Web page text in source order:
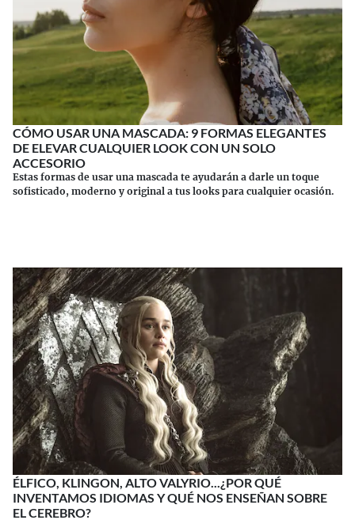
CÓMO USAR UNA MASCADA: 9 FORMAS ELEGANTES
DE ELEVAR CUALQUIER LOOK CON UN SOLO
ACCESORIO
Estas formas de usar una mascada te ayudarán a darle un toque
sofisticado, moderno y original a tus looks para cualquier ocasión.
ÉLFICO, KLINGON, ALTO VALYRIO...¿POR QUÉ
INVENTAMOS IDIOMAS Y QUÉ NOS ENSEÑAN SOBRE
EL CEREBRO?